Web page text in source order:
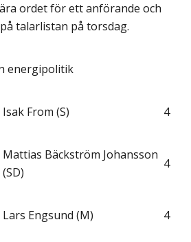
ordet för ett anförande och
talarlistan på torsdag.
energipolitik
Isak From (S) 4
Mattias Bäckström Johansson
(SD)
4
Lars Engsund (M) 4